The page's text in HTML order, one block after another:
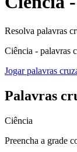
Resolva palavras
Ciência - palavras
Jogar palavras
Palavras
Ciência
Preencha a grade